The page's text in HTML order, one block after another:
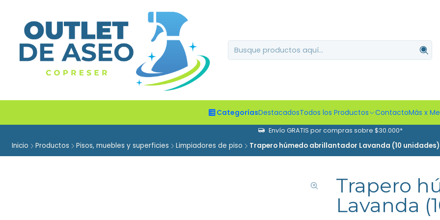
CategoríasDestacadosTodos los Productos ContactoMás x
Envío GRATIS por compras sobre $30.000*
Inicio Productos Pisos, muebles y superficies Limpiadores de piso Trapero húmedo abrillantador Lavanda (10 unidades)
Trapero
Lavanda